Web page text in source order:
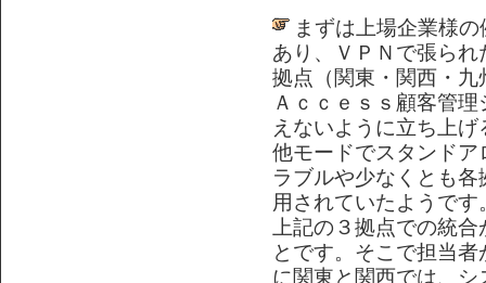
まずは上場企業様
あり、ＶＰＮで張ら
拠点（関東・関西・
Ａｃｃｅｓｓ顧客管
えないように立ち上
他モードでスタンド
ラブルや少なくとも
用されていたようで
上記の３拠点での統
とです。そこで担当
に関東と関西では、